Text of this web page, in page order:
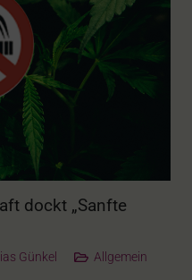
dockt „Sanfte
Günkel Allgemein